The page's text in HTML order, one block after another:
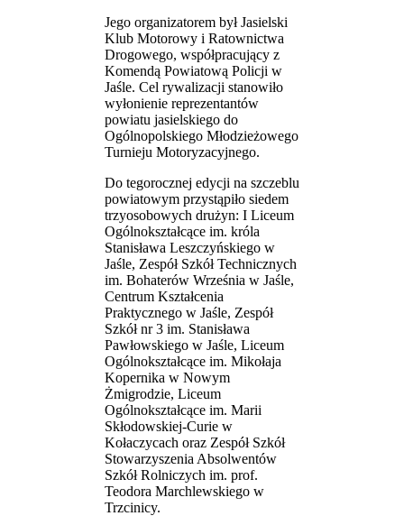
Jego organizatorem był Jasielski
Klub Motorowy i Ratownictwa
Drogowego, współpracujący z
Komendą Powiatową Policji w
Jaśle. Cel rywalizacji stanowiło
wyłonienie reprezentantów
powiatu jasielskiego do
Ogólnopolskiego Młodzieżowego
Turnieju Motoryzacyjnego.
Do tegorocznej edycji na szczeblu
powiatowym przystąpiło siedem
trzyosobowych drużyn: I Liceum
Ogólnokształcące im. króla
Stanisława Leszczyńskiego w
Jaśle, Zespół Szkół Technicznych
im. Bohaterów Września w Jaśle,
Centrum Kształcenia
Praktycznego w Jaśle, Zespół
Szkół nr 3 im. Stanisława
Pawłowskiego w Jaśle, Liceum
Ogólnokształcące im. Mikołaja
Kopernika w Nowym
Żmigrodzie, Liceum
Ogólnokształcące im. Marii
Skłodowskiej-Curie w
Kołaczycach oraz Zespół Szkół
Stowarzyszenia Absolwentów
Szkół Rolniczych im. prof.
Teodora Marchlewskiego w
Trzcinicy.